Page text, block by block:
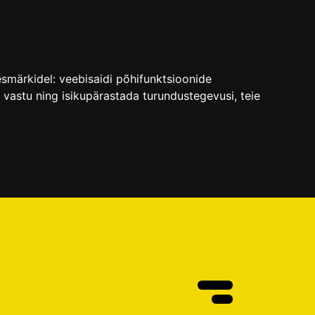
veebisaidi põhifunktsioonide
ning isikupärastada turundustegevusi, teie